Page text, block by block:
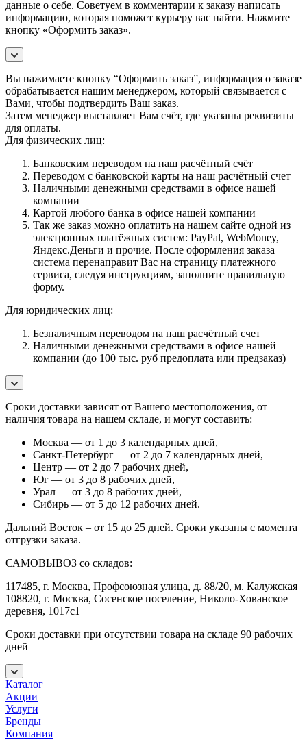
данные о себе. Советуем в комментарии к заказу написать
информацию, которая поможет курьеру вас найти. Нажмите
кнопку «Оформить заказ».
Вы нажимаете кнопку “Оформить заказ”, информация о заказе
обрабатывается нашим менеджером, который связывается с
Вами, чтобы подтвердить Ваш заказ.
Затем менеджер выставляет Вам счёт, где указаны реквизиты
для оплаты.
Для физических лиц:
Банковским переводом на наш расчётный счёт
Переводом с банковской карты на наш расчётный счет
Наличными денежными средствами в офисе нашей
компании
Картой любого банка в офисе нашей компании
Так же заказ можно оплатить на нашем сайте одной из
электронных платёжных систем: PayPal, WebMoney,
Яндекс.Деньги и прочие. После оформления заказа
система перенаправит Вас на страницу платежного
сервиса, следуя инструкциям, заполните правильную
форму.
Для юридических лиц:
Безналичным переводом на наш расчётный счет
Наличными денежными средствами в офисе нашей
компании (до 100 тыс. руб предоплата или предзаказ)
Сроки доставки зависят от Вашего местоположения, от
наличия товара на нашем складе, и могут составить:
Москва — от 1 до 3 календарных дней,
Санкт-Петербург — от 2 до 7 календарных дней,
Центр — от 2 до 7 рабочих дней,
Юг — от 3 до 8 рабочих дней,
Урал — от 3 до 8 рабочих дней,
Сибирь — от 5 до 12 рабочих дней.
Дальний Восток – от 15 до 25 дней. Сроки указаны с момента
отгрузки заказа.
САМОВЫВОЗ со складов:
117485, г. Москва, Профсоюзная улица, д. 88/20, м. Калужская
108820, г. Москва, Сосенское поселение, Николо-Хованское
деревня, 1017с1
Сроки доставки при отсутствии товара на складе 90 рабочих
дней
Каталог
Акции
Услуги
Бренды
Компания